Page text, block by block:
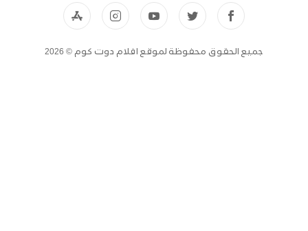
جميع الحقوق محفوظة لموقع افلام دوت كوم © 2026